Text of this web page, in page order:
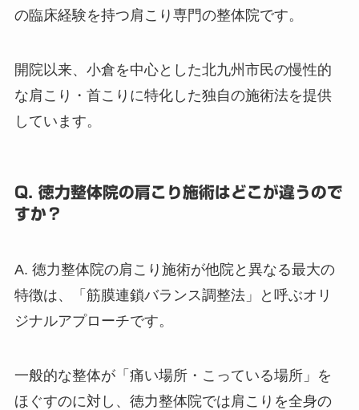
の臨床経験を持つ肩こり専門の整体院です。
開院以来、小倉を中心とした北九州市民の慢性的
な肩こり・首こりに特化した独自の施術法を提供
しています。
Q. 徳力整体院の肩こり施術はどこが違うので
すか？
A. 徳力整体院の肩こり施術が他院と異なる最大の
特徴は、「筋膜連鎖バランス調整法」と呼ぶオリ
ジナルアプローチです。
一般的な整体が「痛い場所・こっている場所」を
ほぐすのに対し、徳力整体院では肩こりを全身の